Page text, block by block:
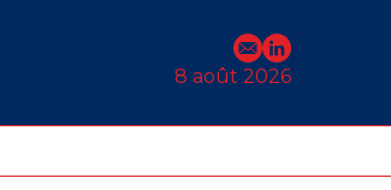
E-mail
Profil
8 août 2026